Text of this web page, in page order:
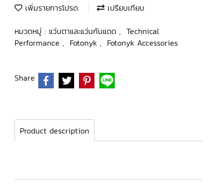
เพิ่มรายการโปรด
เปรียบเทียบ
หมวดหมู่ : แว่นตาและแว่นกันแดด , Technical
Performance , Fotonyk , Fotonyk Accessories
Share
Product description